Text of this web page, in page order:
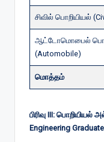
சிவில் பொறியியல்
ஆட்டோமொபைல்
(Automobile)
மொத்தம்
பிரிவு III:
Engineering